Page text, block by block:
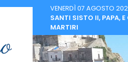
VENERDÌ 07 AGOSTO
SANTI SISTO II, PAPA,
MARTIRI